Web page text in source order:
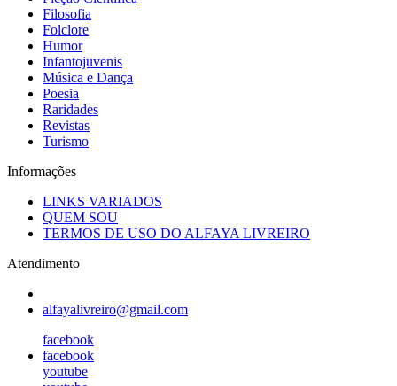
Filosofia
Folclore
Humor
Infantojuvenis
Música e Dança
Poesia
Raridades
Revistas
Turismo
Informações
LINKS VARIADOS
QUEM SOU
TERMOS DE USO DO ALFAYA LIVREIRO
Atendimento
alfayalivreiro@gmail.com
facebook
facebook
youtube